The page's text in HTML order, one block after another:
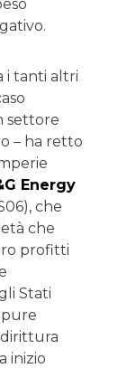
i tanti altri
settore
– ha retto
Energy
che
che
profitti
Stati
pure
inizio